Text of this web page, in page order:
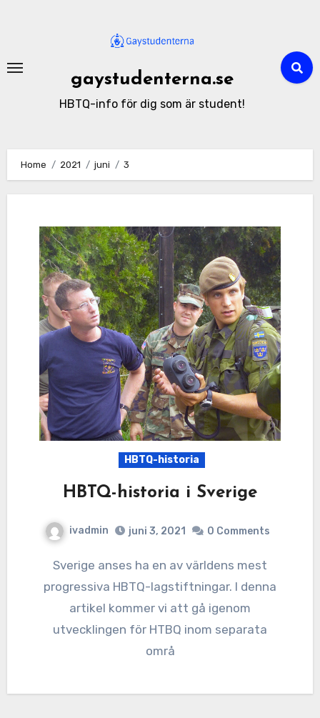
gaystudenterna.se
HBTQ-info för dig som är student!
Home 2021 juni 3
HBTQ-historia
HBTQ-historia i Sverige
ivadmin juni 3, 2021 0 Comments
Sverige anses ha en av världens mest
progressiva HBTQ-lagstiftningar. I denna
artikel kommer vi att gå igenom
utvecklingen för HTBQ inom separata
områ